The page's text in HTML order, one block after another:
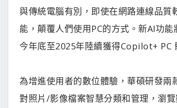
與傳統電腦有別，即使在網路連線品
能，顛覆人們使用PC的方式。新AI功
今年底至2025年陸續獲得Copilot+ PC
為增進使用者的數位體驗，華碩研發
對照片/影像檔案智慧分類和管理，瀏